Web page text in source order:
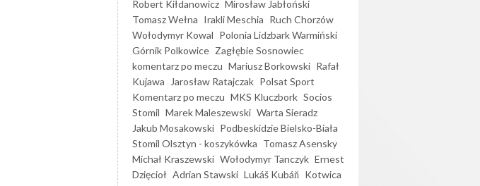
Robert Kiłdanowicz Mirosław Jabłoński
Tomasz Wełna Irakli Meschia Ruch Chorzów
Wołodymyr Kowal Polonia Lidzbark Warmiński
Górnik Polkowice Zagłębie Sosnowiec
komentarz po meczu Mariusz Borkowski Rafał
Kujawa
Jarosław Ratajczak Polsat Sport
Komentarz po meczu MKS Kluczbork Socios
Stomil Marek Maleszewski Warta Sieradz
Jakub Mosakowski Podbeskidzie Bielsko-Biała
Stomil Olsztyn - koszykówka Tomasz Asensky
Michał Kraszewski Wołodymyr Tanczyk Ernest
Dzięcioł Adrian Stawski Lukáš Kubáň Kotwica